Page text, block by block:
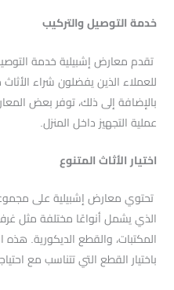
خدمة التوصيل والتركيب
تقدم معارض إشبيلية خدمة
للعملاء الذين يفضلون شراء
بالإضافة إلى ذلك، توفر بعض
عملية التجهيز داخل المنزل.
اختيار الأثاث المتنوع
تحتوي معارض إشبيلية على
الذي يشمل أنواعًا مختلفة مثل غرف
المكتبات، والقطع الديكورية. هذه
باختيار القطع التي تتناسب مع